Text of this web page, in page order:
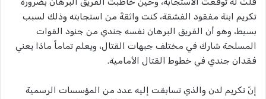
تكريم ابنة مفقود الفشقة، كنت واثقةً من استجابته وذلك لسبب
بسيط، وهو أن الفريق البرهان نفسه جندي من جنود القوات
المسلحة شارك في مختلف جبهات القتال، ويعلم تماماً ماذا يعني
فقدان جندي في خطوط القتال الأمامية.
إنّ تكريم لدن والذي تسابقت إليه عدد من المؤسسات الرسمية